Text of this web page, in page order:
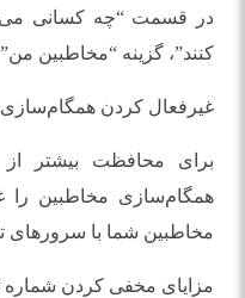
در قسمت “چه کسانی
کنند”، گزینه “مخاطبین
غیرفعال کردن
برای محافظت بیشتر
همگام‌سازی مخاطبین را
مخاطبین شما با سرورهای
مزایای مخفی کردن شماره